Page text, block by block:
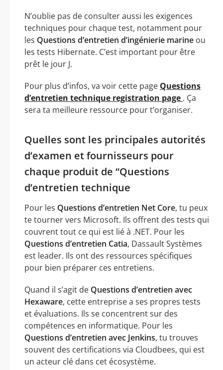
N’oublie pas de consulter aussi les exigences
techniques pour chaque test, notamment pour
les Questions d’entretien d’ingénierie marine ou
les tests Hibernate. C’est important pour être
prêt le jour J.
Pour plus d’infos, va voir cette page Questions
d’entretien technique registration page . Ça
sera ta meilleure ressource pour t’organiser.
Quelles sont les principales autorités
d’examen et fournisseurs pour
chaque produit de “Questions
d’entretien technique
Pour les Questions d’entretien Net Core, tu peux
te tourner vers Microsoft. Ils offrent des tests qui
couvrent tout ce qui est lié à .NET. Pour les
Questions d’entretien Catia, Dassault Systèmes
est leader. Ils ont des ressources spécifiques
pour bien préparer ces entretiens.
Quand il s’agit de Questions d’entretien avec
Hexaware, cette entreprise a ses propres tests
et évaluations. Ils se concentrent sur des
compétences en informatique. Pour les
Questions d’entretien avec Jenkins, tu trouves
souvent des certifications via Cloudbees, qui est
un acteur clé dans cet écosystème.